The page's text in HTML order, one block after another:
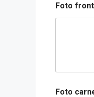
Foto
Foto